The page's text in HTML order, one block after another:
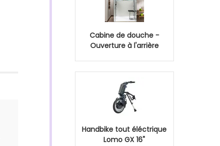
Cabine de douche -
Ouverture à l'arrière
Handbike tout éléctrique
Lomo GX 16"